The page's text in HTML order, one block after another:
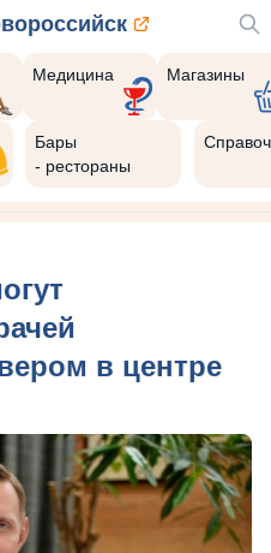
Медицина Магазины
Бары
- рестораны
в центре